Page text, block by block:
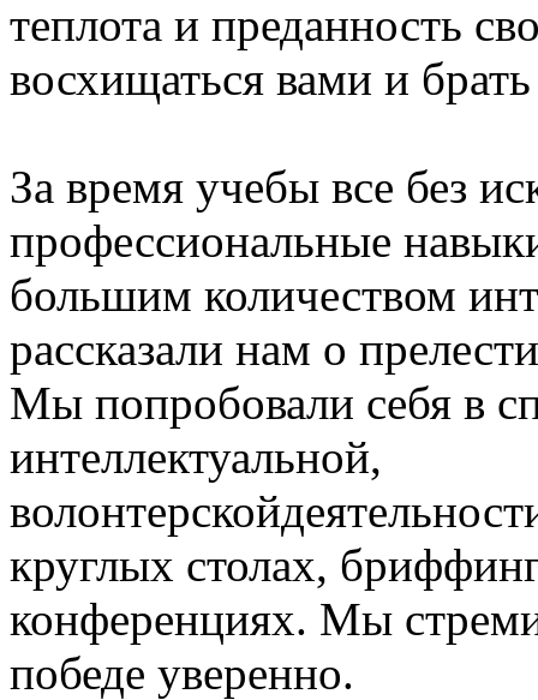
теплота и преданность
восхищаться вами и
За время учебы все без
профессиональные
большим количеством
рассказали нам о
Мы попробовали себя в
интеллектуальной,
круглых столах,
конференциях. Мы
победе уверенно.